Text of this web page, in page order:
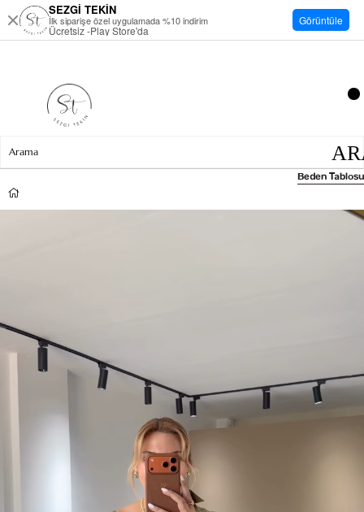
Beden Tablosu
SEZGİ TEKİN
İlk siparişe özel uygulamada %10 indirim
Ücretsiz -Play Store'da
Görüntüle